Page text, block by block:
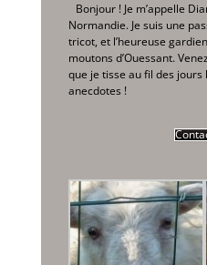
Bonjour ! Je m’appelle
Normandie. Je suis une
tricot, et l’heureuse
moutons d’Ouessant.
que je tisse au fil des jours
anecdotes !